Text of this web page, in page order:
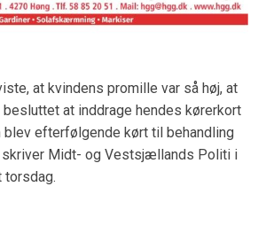
at kvindens promille var så høj, at
at inddrage hendes kørerkort
blev efterfølgende kørt til behandling
skriver Midt- og Vestsjællands Politi i
torsdag.